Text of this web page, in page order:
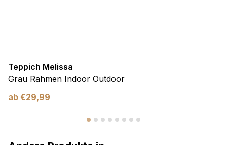
Teppich Melissa
Grau Rahmen Indoor Outdoor
ab €29,99